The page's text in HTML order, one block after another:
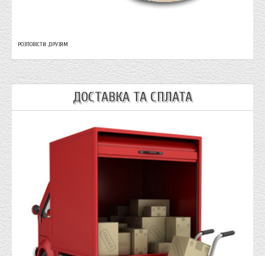
РОЗПОВІСТИ ДРУЗЯМ
ДОСТАВКА ТА СПЛАТА